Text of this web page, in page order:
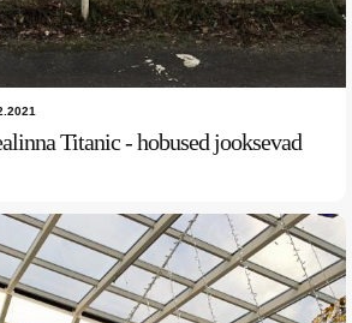
Titanic - hobused jooksevad